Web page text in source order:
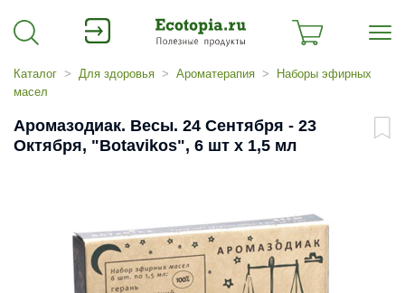
Каталог Для здоровья Ароматерапия
Наборы эфирных
масел
Аромазодиак. Весы. 24 Сентября - 23
Октября, "Botavikos", 6 шт x 1,5 мл